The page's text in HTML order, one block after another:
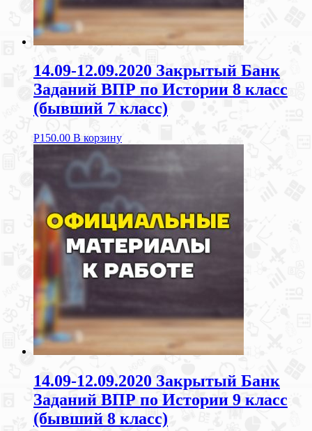
14.09-12.09.2020 Закрытый Банк
Заданий ВПР по Истории 8 класс
(бывший 7 класс)
Р150.00 В корзину
14.09-12.09.2020 Закрытый Банк
Заданий ВПР по Истории 9 класс
(бывший 8 класс)